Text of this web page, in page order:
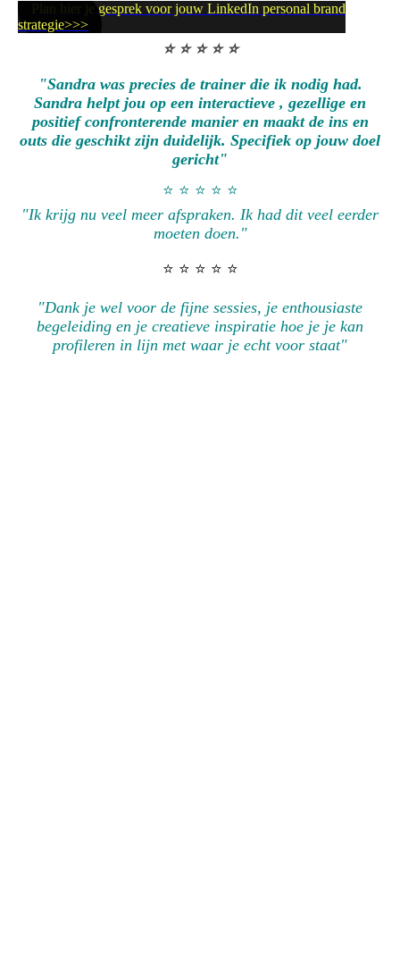
Plan hier je gesprek voor jouw LinkedIn personal brand
strategie>>>
⭐️ ⭐️ ⭐️ ⭐️ ⭐️
"Sandra was precies de trainer die ik nodig had.
Sandra helpt jou op een interactieve , gezellige en
positief confronterende manier en maakt de ins en
outs die geschikt zijn duidelijk. Specifiek op jouw doel
gericht"
⭐️ ⭐️ ⭐️ ⭐️ ⭐️
"Ik krijg nu veel meer afspraken. Ik had dit veel eerder
moeten doen."
⭐️ ⭐️ ⭐️ ⭐️ ⭐️
"Dank je wel voor de fijne sessies, je enthousiaste
begeleiding en je creatieve inspiratie hoe je je kan
profileren in lijn met waar je echt voor staat"